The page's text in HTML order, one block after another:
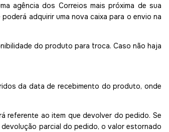
agência dos Correios mais próxima de sua
adquirir uma nova caixa para o envio na
do produto para troca. Caso não haja
da data de recebimento do produto, onde
referente ao item que devolver do pedido. Se
parcial do pedido, o valor estornado